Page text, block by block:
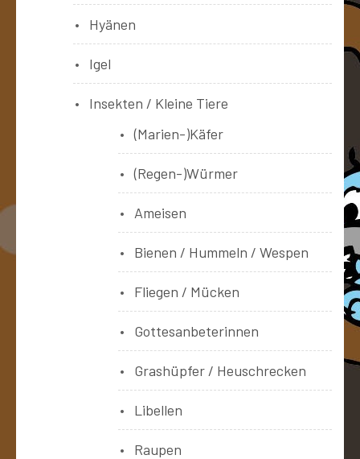
Hyänen
Igel
Insekten / Kleine Tiere
(Marien-)Käfer
(Regen-)Würmer
Ameisen
Bienen / Hummeln / Wespen
Fliegen / Mücken
Gottesanbeterinnen
Grashüpfer / Heuschrecken
Libellen
Raupen